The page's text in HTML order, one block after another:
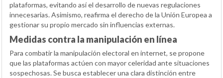
plataformas, evitando así el desarrollo de nuevas regulaciones
innecesarias. Asimismo, reafirma el derecho de la Unión Europea a
gestionar su propio mercado sin influencias externas.
Medidas contra la manipulación en línea
Para combatir la manipulación electoral en internet, se propone
que las plataformas actúen con mayor celeridad ante situaciones
sospechosas. Se busca establecer una clara distinción entre